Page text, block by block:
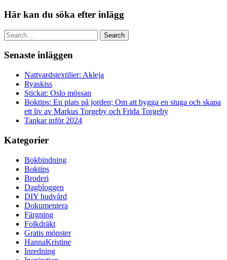
Här kan du söka efter inlägg
Search
Senaste inläggen
Nattvardstextilier: Akleja
Ryaskiss
Stickat: Oslo mössan
Boktips: En plats på jorden; Om att bygga en stuga och skapa
ett liv av Markus Torgeby och Frida Torgeby
Tankar inför 2024
Kategorier
Bokbindning
Boktips
Broderi
Dagbloggen
DIY hudvård
Dokumentera
Färgning
Folkdräkt
Gratis mönster
HannaKristine
Inredning